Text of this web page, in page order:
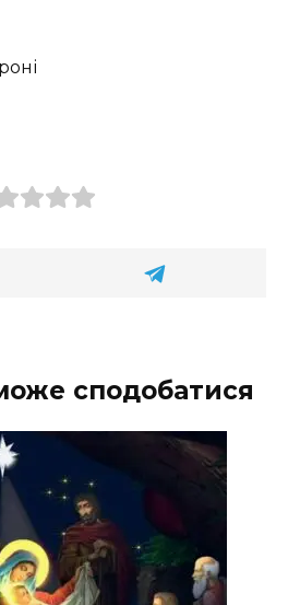
сподобатися